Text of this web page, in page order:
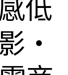
低
・